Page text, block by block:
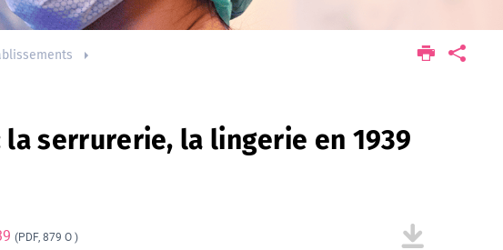
la serrurerie, la lingerie en 1939
(PDF, 879 O )